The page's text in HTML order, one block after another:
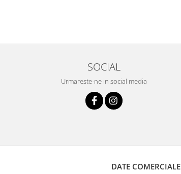
SOCIAL
Urmareste-ne in social media
DATE COMERCIALE